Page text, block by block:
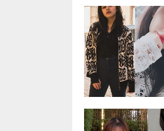
크다고 알려졌다.
틸레르(Oline
라고 불리고있다.
월 16일 생일로 한
르웨이 트론헤임
린은 키 173cm 몸
장구 하고 있다. 유